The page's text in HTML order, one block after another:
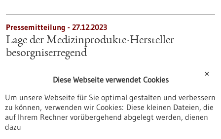
Pressemitteilung - 27.12.2023
Lage der Medizinprodukte-Hersteller
besorgniserregend
Innovationskraft: Wie stark die europäische
Gesundheitsstandort belastet, zeigt jetzt eine neue Studie,
der zufolge in jedem zweiten Portfolio Produkte vom Markt
genommen werden.
https://www.gesundheitsindustrie-
✕
Diese Webseite verwendet Cookies
Um unsere Webseite für Sie optimal gestalten und verbessern
zu können, verwenden wir Cookies: Diese kleinen Dateien, die
auf Ihrem Rechner vorübergehend abgelegt werden, dienen
dazu